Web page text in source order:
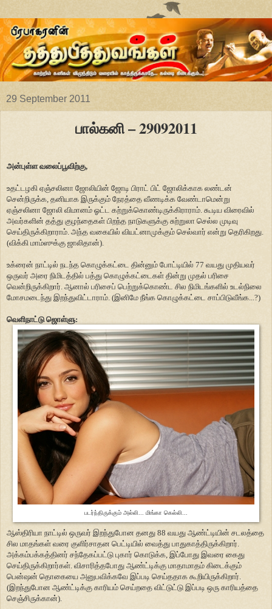
29 September 2011
பால்கனி – 29092011
அன்புள்ள வலைப்பூவிற்கு,
உதட்டழகி ஏஞ்சலினா ஜோலியின் ஜோடி பிராட் பிட் ஜோலிக்காக லண்டன்
சென்றிருக்க, தனியாக இருக்கும் நேரத்தை வீணடிக்க வேண்டாமென்று
ஏஞ்சலினா ஜோலி விமானம் ஓட்ட கற்றுக்கொண்டிருக்கிராராம். கூடிய விரைவில்
அவர்களின் தத்து குழந்தைகள் பிறந்த நாடுகளுக்கு சுற்றுலா செல்ல முடிவு
செய்திருக்கிறாராம். அந்த வகையில் வியட்னாமுக்கும் செல்வார் என்று தெரிகிறது.
(விக்கி மாம்ஸுக்கு ஜாலிதான்).
உக்ரைன் நாட்டில் நடந்த கொழுக்கட்டை தின்னும் போட்டியில் 77 வயது முதியவர்
ஒருவர் அரை நிமிடத்தில் பத்து கொழுக்கட்டைகள் தின்று முதல் பரிசை
வென்றிருக்கிறார். ஆனால் பரிசைப் பெற்றுக்கொண்ட சில நிமிடங்களில் உடல்நிலை
மோசமடைந்து இறந்துவிட்டாராம். (இனிமே நீங்க கொழுக்கட்டை சாப்பிடுவீங்க...?)
வெளிநாட்டு ஜொள்ளு:
படர்ந்திருக்கும் அல்லி... மிங்கா கெல்லி...
ஆஸ்திரியா நாட்டில் ஒருவர் இறந்துபோன தனது 88 வயது ஆண்ட்டியின் சடலத்தை
சில மாதங்கள் வரை குளிர்சாதன பெட்டியில் வைத்து பாதுகாத்திருக்கிறார்.
அக்கம்பக்கத்தினர் சந்தேகப்பட்டு புகார் கொடுக்க, இப்போது இவரை கைது
செய்திருக்கிறார்கள். விசாரித்தபோது ஆண்ட்டிக்கு மாதாமாதம் கிடைக்கும்
பென்ஷன் தொகையை அனுபவிக்கவே இப்படி செய்ததாக கூறியிருக்கிறார்.
(இறந்துபோன ஆண்ட்டிக்கு காரியம் செய்றதை விட்டுட்டு இப்படி ஒரு காரியத்தை
செஞ்சிருக்கான்).